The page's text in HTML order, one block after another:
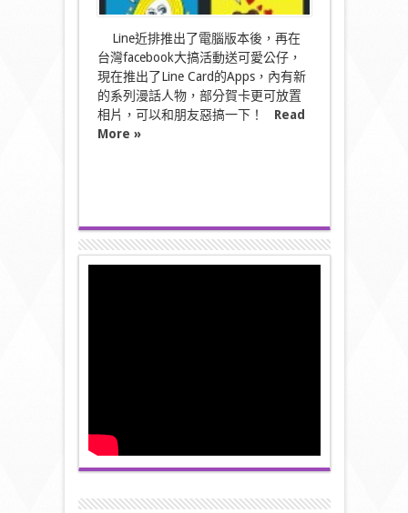
Line近排推出了電腦版本後，再在
台灣facebook大搞活動送可愛公仔，
現在推出了Line Card的Apps，內有新
的系列漫話人物，部分賀卡更可放置
相片，可以和朋友惡搞一下！ Read
More »